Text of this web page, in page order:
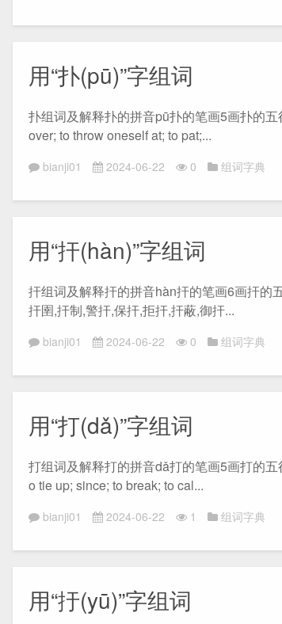
用“扑(pū)”字组词
扑组词及解释扑的拼音pū扑的笔画5画扑的
over; to throw oneself at; to pat;...
bianji01 2024-06-22 0 组词字典
用“扞(hàn)”字组词
扞组词及解释扞的拼音hàn扞的笔画6画扞的
扞圉,扞制,警扞,保扞,拒扞,扞蔽,御扞...
bianji01 2024-06-22 0 组词字典
用“打(dǎ)”字组词
打组词及解释打的拼音dǎ打的笔画5画打的
o tie up; since; to break; to cal...
bianji01 2024-06-22 1 组词字典
用“扜(yū)”字组词